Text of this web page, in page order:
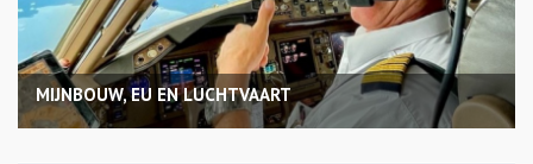
MIJNBOUW, EU EN LUCHTVAART